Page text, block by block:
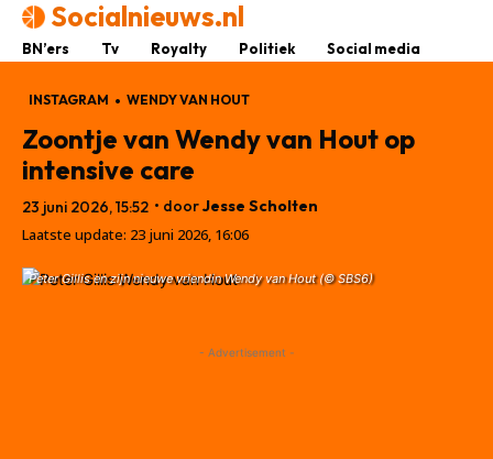
Socialnieuws.nl
BN’ers Tv Royalty Politiek Social media
INSTAGRAM WENDY VAN HOUT
Zoontje van Wendy van Hout op
intensive care
23 juni 2026, 15:52 • doorJesse Scholten
Laatste update: 23 juni 2026, 16:06
Peter Gillis en zijn nieuwe vriendin Wendy van Hout (© SBS6)
- Advertisement -